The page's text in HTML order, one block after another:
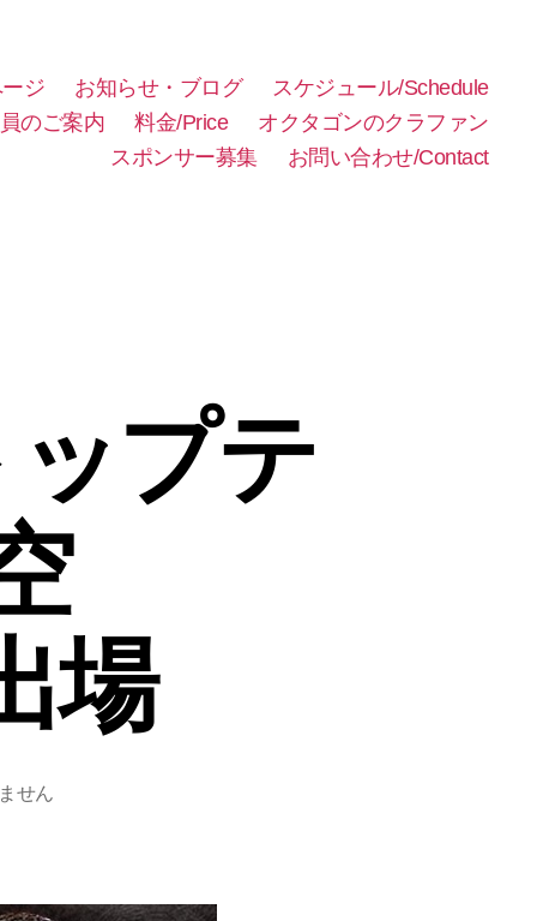
ジ お知らせ・ブログ
スケジュール/Schedule
のご案内
料金/Price
オクタゴンのクラファン
スポンサー募集
お問い合わせ/Contact
プテ
場
せん